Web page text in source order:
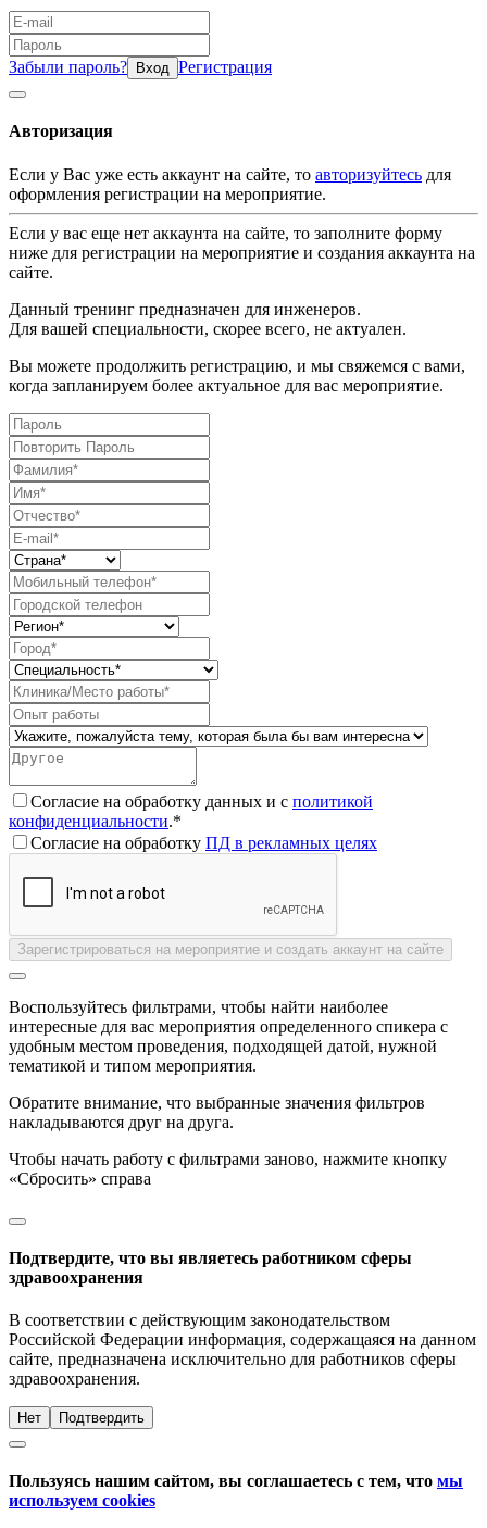
Забыли пароль? Вход Регистрация
Авторизация
Если у Вас уже есть аккаунт на сайте, то авторизуйтесь для
оформления регистрации на мероприятие.
Если у вас еще нет аккаунта на сайте, то заполните форму
ниже для регистрации на мероприятие и создания аккаунта на
сайте.
Данный тренинг предназначен для инженеров.
Для вашей специальности, скорее всего, не актуален.
Вы можете продолжить регистрацию, и мы свяжемся с вами,
когда запланируем более актуальное для вас мероприятие.
Согласие на обработку данных и с политикой
конфиденциальности.*
Согласие на обработку ПД в рекламных целях
Зарегистрироваться на мероприятие и создать аккаунт на сайте
Воспользуйтесь фильтрами, чтобы найти наиболее
интересные для вас мероприятия определенного спикера с
удобным местом проведения, подходящей датой, нужной
тематикой и типом мероприятия.
Обратите внимание, что выбранные значения фильтров
накладываются друг на друга.
Чтобы начать работу с фильтрами заново, нажмите кнопку
«Сбросить» справа
Подтвердите, что вы являетесь работником сферы
здравоохранения
В соответствии с действующим законодательством
Российской Федерации информация, содержащаяся на данном
сайте, предназначена исключительно для работников сферы
здравоохранения.
Нет Подтвердить
Пользуясь нашим сайтом, вы соглашаетесь с тем, что мы
используем cookies